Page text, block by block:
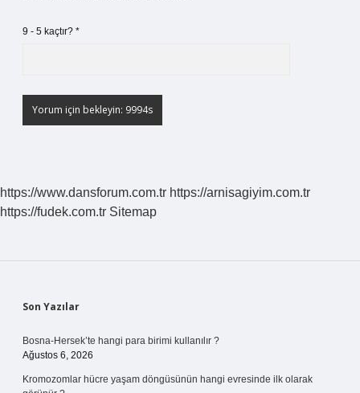
9 - 5 kaçtır? *
https://www.dansforum.com.tr https://arnisagiyim.com.tr
https://fudek.com.tr Sitemap
Sidebar
Son Yazılar
Bosna-Hersek’te hangi para birimi kullanılır ?
Ağustos 6, 2026
Kromozomlar hücre yaşam döngüsünün hangi evresinde ilk olarak